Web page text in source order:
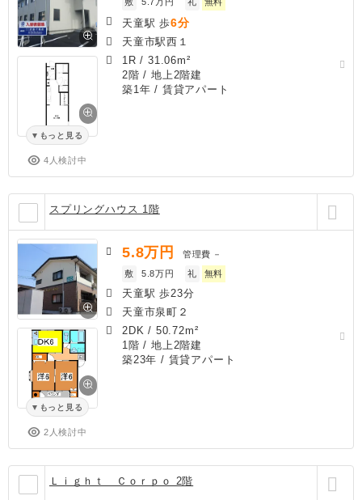
もっと見る
4人検討中
天童駅 歩6分
天童市駅西１
1R /31.06m²
2階 / 地上2階建
築1年 / 賃貸アパート
スプリングハウス 1階
もっと見る
2人検討中
5.8万円 管理費 －
敷
5.8万円 礼 無料
天童駅 歩23分
天童市泉町２
2DK / 50.72m²
1階 / 地上2階建
築23年 / 賃貸アパート
Ｌｉｇｈｔ Ｃｏｒｐｏ 2階